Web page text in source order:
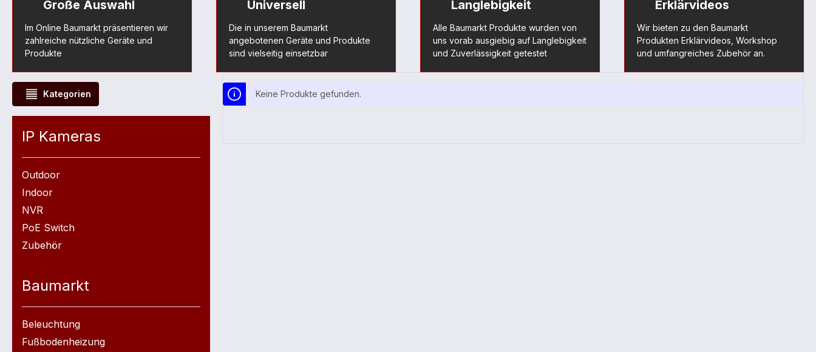
Große Auswahl
Im Online Baumarkt präsentieren wir
zahlreiche nützliche Geräte und
Produkte
Universell
Die in unserem Baumarkt
angebotenen Geräte und Produkte
sind vielseitig einsetzbar
Langlebigkeit
Alle Baumarkt Produkte wurden von
uns vorab ausgiebig auf Langlebigkeit
und Zuverlässigkeit getestet
Erklärvideos
Wir bieten zu den Baumarkt
Produkten Erklärvideos, Workshop
und umfangreiches Zubehör an.
Kategorien
IP Kameras
Outdoor
Indoor
NVR
PoE Switch
Zubehör
Baumarkt
Beleuchtung
Fußbodenheizung
Keine Produkte gefunden.